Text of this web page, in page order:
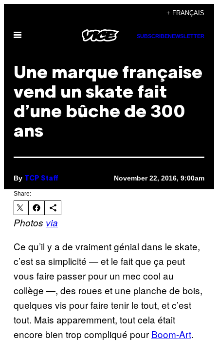
content
+ FRANÇAIS
Open
SUBSCRIBENEWSLETTER
Une marque française
vend un skate fait
d’une bûche de 300
ans
By TCP Staff November 22, 2016, 9:00am
Share:
Photos via
Ce qu’il y a de vraiment génial dans le skate,
c’est sa simplicité — et le fait que ça peut
vous faire passer pour un mec cool au
collège —, des roues et une planche de bois,
quelques vis pour faire tenir le tout, et c’est
tout. Mais apparemment, tout cela était
encore bien trop compliqué pour Boom-Art.